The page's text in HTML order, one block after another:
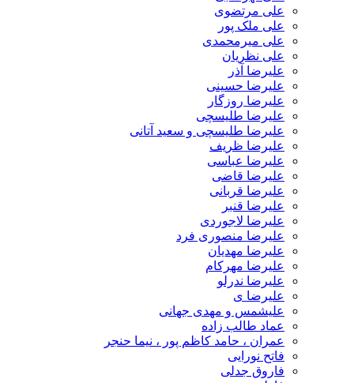
علی مرتضوی
علی ملک پور
علی میرمحمدی
علی نظریان
علیرضا آذر
علیرضا حسینی
علیرضا روزگار
علیرضا طلیسچی
علیرضا طلیسچی و سعید آتانی
علیرضا ظریف
علیرضا عباسی
علیرضا قاضی
علیرضا قربانی
علیرضا قنبر
علیرضا لاجوردی
علیرضا منصوری فرد
علیرضا مهدیان
علیرضا مهرکام
علیرضا ندرلو
علیرضا ی
علیشمس و مهدی جهانی
عماد طالب زاده
عمران ، حامد کاظم پور ، نیما حنجر
فاتح نورایی
فاروق جدلی